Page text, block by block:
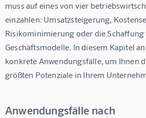
muss auf eines von vier
einzahlen: Umsatzsteigerung,
Risikominimierung oder die
Geschäftsmodelle. In diesem Kapitel
konkrete Anwendungsfälle, um Ihnen
größten Potenziale in Ihrem
Anwendungsfälle nach